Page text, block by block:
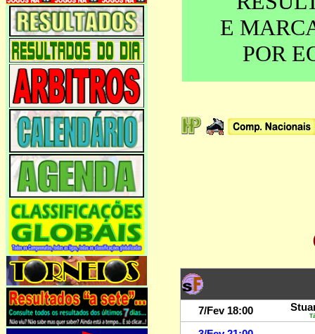
E
POR